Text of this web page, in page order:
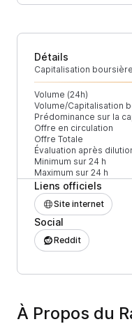
Détails
Capitalisation boursière
Volume (24h)
Volume/Capitalisation
Prédominance sur la
Offre en circulation
Offre Totale
Évaluation après
Minimum sur 24 h
Maximum sur 24 h
Liens officiels
Site internet
Social
Reddit
À Propos du